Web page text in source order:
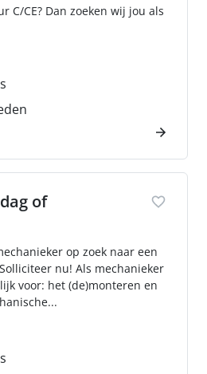
C/CE? Dan zoeken wij jou als
of
op zoek naar een
nu! Als mechanieker
voor: het (de)monteren en